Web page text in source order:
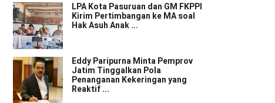
LPA Kota Pasuruan dan GM FKPPI
Kirim Pertimbangan ke MA soal
Hak Asuh Anak ...
Eddy Paripurna Minta Pemprov
Jatim Tinggalkan Pola
Penanganan Kekeringan yang
Reaktif ...